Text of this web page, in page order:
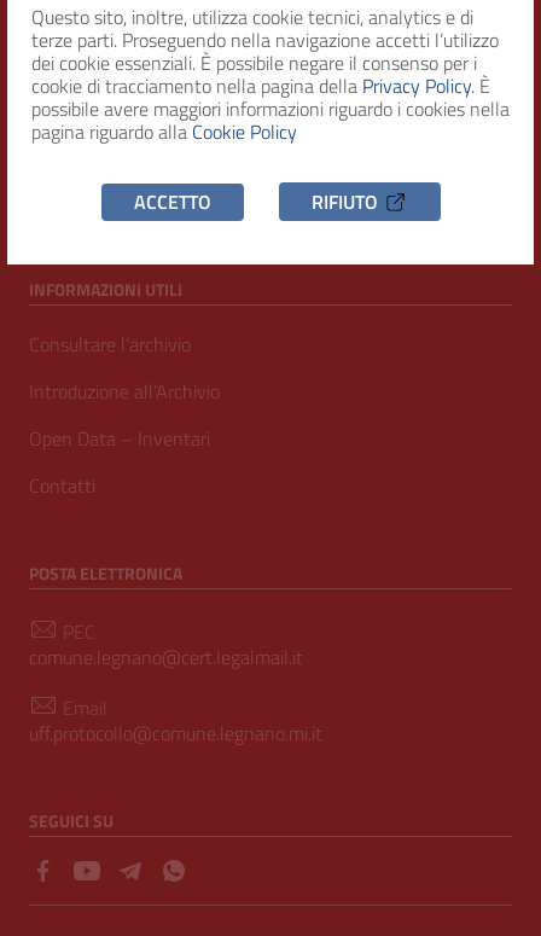
Questo sito, inoltre, utilizza cookie tecnici, analytics e di
terze parti. Proseguendo nella navigazione accetti l’utilizzo
dei cookie essenziali. È possibile negare il consenso per i
cookie di tracciamento nella pagina della Privacy Policy. È
possibile avere maggiori informazioni riguardo i cookies nella
pagina riguardo alla Cookie Policy
ACCETTO RIFIUTO
Piazza San Magno 9
20025, Legnano (MI)
Telefono
(+39) 0331471111
00807960158
INFORMAZIONI UTILI
Consultare l’archivio
Introduzione all’Archivio
Open Data – Inventari
Contatti
POSTA ELETTRONICA
PEC
comune.legnano@cert.legalmail.it
Email
uff.protocollo@comune.legnano.mi.it
SEGUICI SU